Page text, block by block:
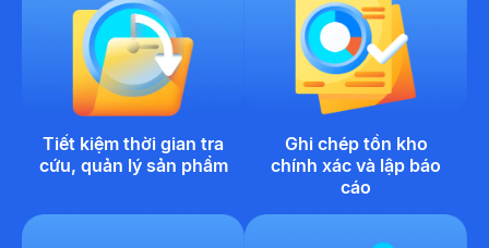
Tiết kiệm thời gian tra
cứu, quản lý sản phẩm
Ghi chép tồn kho
chính xác và lập báo
cáo